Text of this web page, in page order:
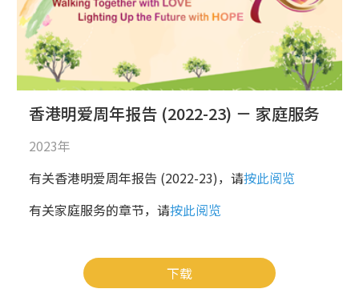
香港明爱周年报告 (2022-23) － 家庭服务
2023年
有关香港明爱周年报告 (2022-23)，请按此阅览
有关家庭服务的章节，请按此阅览
下载